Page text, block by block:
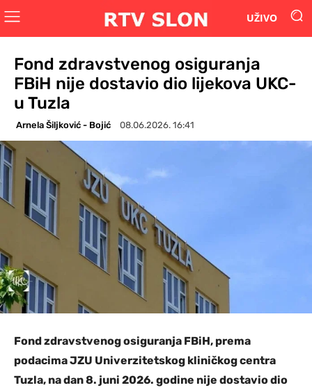
UŽIVO
Fond zdravstvenog osiguranja
FBiH nije dostavio dio lijekova UKC-
u Tuzla
Arnela Šiljković - Bojić 08.06.2026. 16:41
Fond zdravstvenog osiguranja FBiH, prema
podacima JZU Univerzitetskog kliničkog centra
Tuzla, na dan 8. juni 2026. godine nije dostavio dio